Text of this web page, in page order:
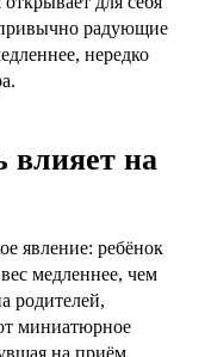
радующие
нередко
влияет на
явление: ребёнок
медленнее, чем
родителей,
миниатюрное